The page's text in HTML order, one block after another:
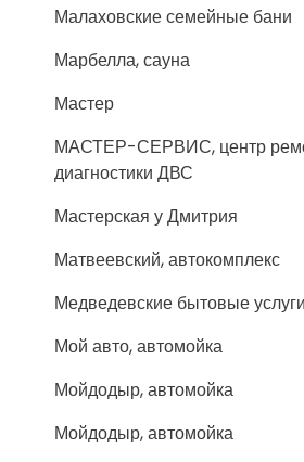
Малаховские семейные бани
Марбелла, сауна
Мастер
МАСТЕР-СЕРВИС, центр
диагностики ДВС
Мастерская у Дмитрия
Матвеевский, автокомплекс
Медведевские бытовые
Мой авто, автомойка
Мойдодыр, автомойка
Мойдодыр, автомойка